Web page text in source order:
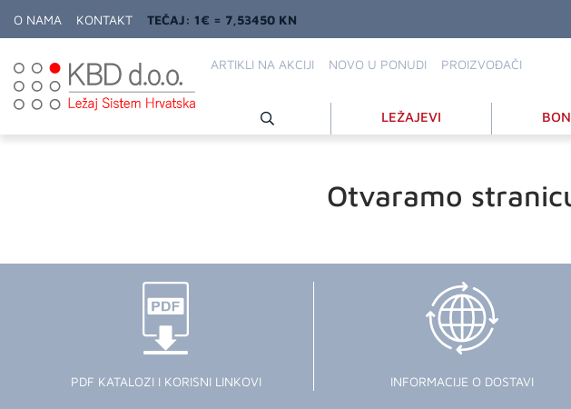
O NAMA KONTAKT TEČAJ: 1€ = 7,53450 KN
ARTIKLI NA AKCIJI NOVO U PONUDI PROIZVOĐAČI
LEŽAJEVI
Otvaramo
PDF KATALOZI I KORISNI LINKOVI INFORMACIJE O DOSTAVI